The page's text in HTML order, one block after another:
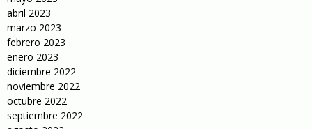
abril 2023
marzo 2023
febrero 2023
enero 2023
diciembre 2022
noviembre 2022
octubre 2022
septiembre 2022